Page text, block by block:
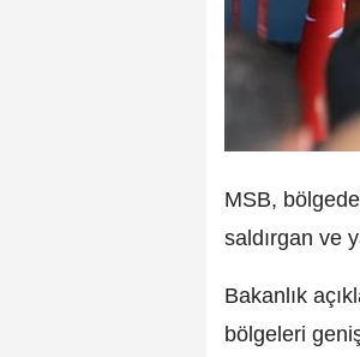
MSB,
saldırgan ve
Bakanlık
bölgeleri